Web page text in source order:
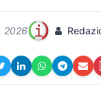
2026